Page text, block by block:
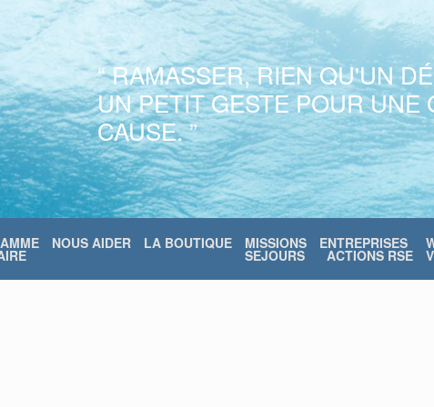
“ RAMASSER, RIEN QU'UN
UN PETIT GESTE POUR UNE
CAUSE. ”
NOUS AIDER LA BOUTIQUE MISSIONS
SEJOURS
ENTREPRISES
ACTIONS RSE